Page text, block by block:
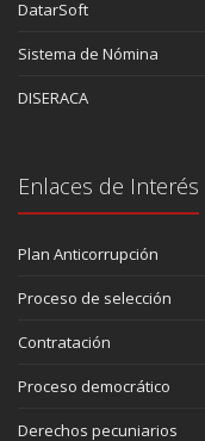
DatarSoft
Sistema de Nómina
DISERACA
Enlaces de Interés
Plan Anticorrupción
Proceso de selección
Contratación
Proceso democrático
Derechos pecuniarios